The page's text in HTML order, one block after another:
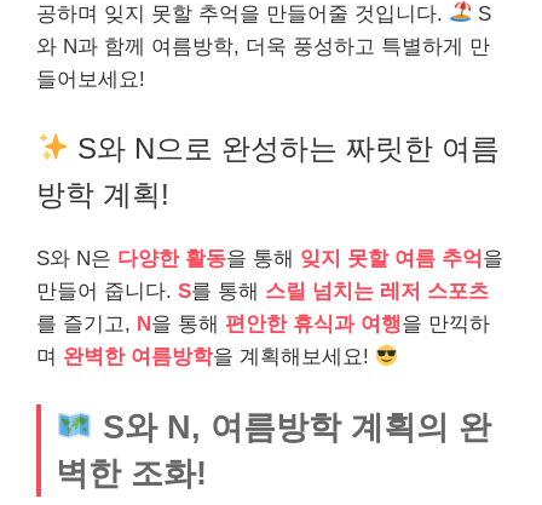
공하며 잊지 못할 추억을 만들어줄 것입니다.
S
와 N과 함께 여름방학, 더욱 풍성하고 특별하게 만
들어보세요!
S와 N으로 완성하는 짜릿한 여름
방학 계획!
S와 N은 다양한 활동을 통해 잊지 못할 여름 추억 을
만들어 줍니다. S를 통해 스릴 넘치는 레저 스포츠
를 즐기고, N을 통해 편안한 휴식과 여행을 만끽하
며 완벽한 여름방학을 계획해보세요!
S와 N, 여름방학 계획의 완
벽한 조화!